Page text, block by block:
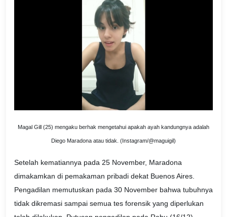
Magal Gill (25) mengaku berhak mengetahui apakah ayah kandungnya adalah
Diego Maradona atau tidak. (Instagram/@maguigil)
Setelah kematiannya pada 25 November, Maradona
dimakamkan di pemakaman pribadi dekat Buenos Aires.
Pengadilan memutuskan pada 30 November bahwa tubuhnya
tidak dikremasi sampai semua tes forensik yang diperlukan